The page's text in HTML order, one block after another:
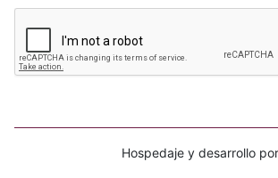
Hospedaje y desarrollo por